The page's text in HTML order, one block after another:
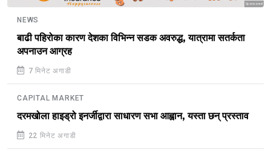
Sponsored
NEWS
बाढी पहिरोका कारण देशका विभिन्न सडक अवरुद्ध, यात्रामा सतर्कता
अपनाउन आग्रह
7 मिनेट अगाडी
CAPITAL MARKET
दरमखोला हाइड्रो इनर्जीद्वारा साधारण सभा आह्वान, यस्ता छन् प्रस्ताव
22 मिनेट अगाडी